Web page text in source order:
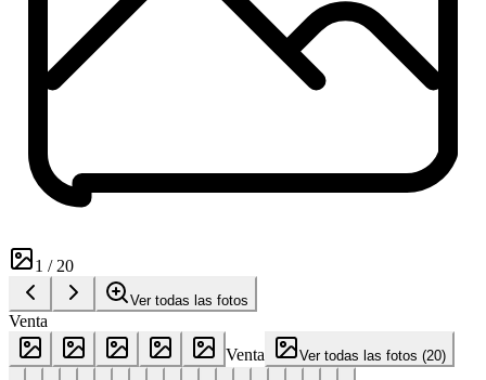
1 /20
Ver todas las fotos
Venta
Venta
Ver todas las fotos (20)